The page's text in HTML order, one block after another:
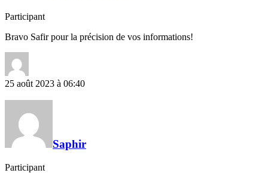
Participant
Bravo Safir pour la précision de vos informations!
25 août 2023 à 06:40
Saphir
Participant